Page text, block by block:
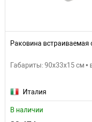
Раковина встраиваемая
Габариты: 90x33x15 см
Италия
В наличии